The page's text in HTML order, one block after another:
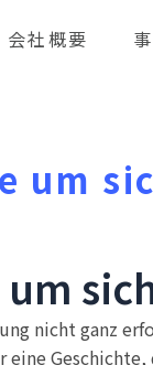
会社概要
um
nicht ganz